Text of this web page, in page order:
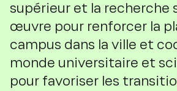
supérieur et la recherche
œuvre pour renforcer la
campus dans la ville et
monde universitaire et
pour favoriser les